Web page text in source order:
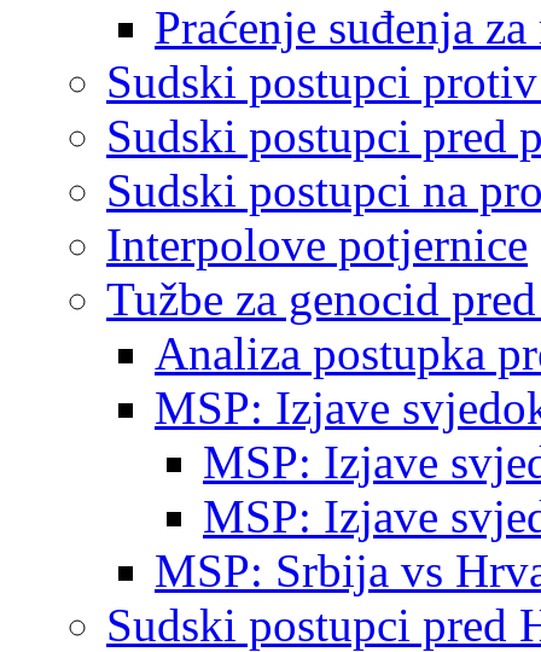
Praćenje suđenja
Sudski postupci
Sudski postupci pred
Sudski postupci na
Interpolove potjernice
Tužbe za genocid
Analiza postupka
MSP: Izjave
MSP: Izjave
MSP: Izjave
MSP: Srbija vs
Sudski postupci pred